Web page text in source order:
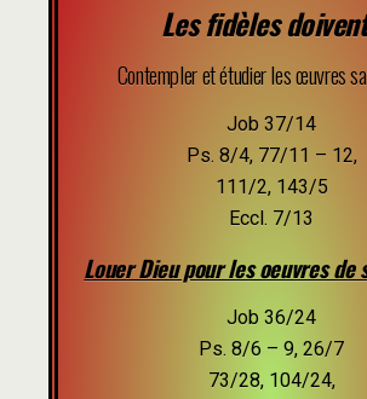
Les fidèles
Contempler et étudier les œuvres
Job 37/14
Ps. 8/4, 77/11 – 12,
111/2, 143/5
Eccl. 7/13
Louer Dieu pour les oeuvres de
Job 36/24
Ps. 8/6 – 9, 26/7
73/28, 104/24,